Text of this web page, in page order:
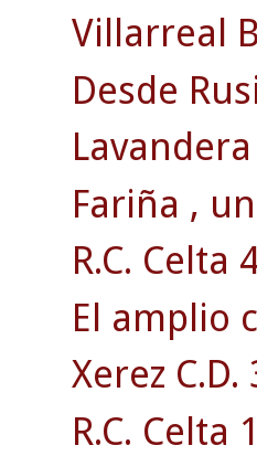
Villarreal
Desde
Fariña ,
R.C. Celta
El amplio
Xerez C.D.
R.C. Celta